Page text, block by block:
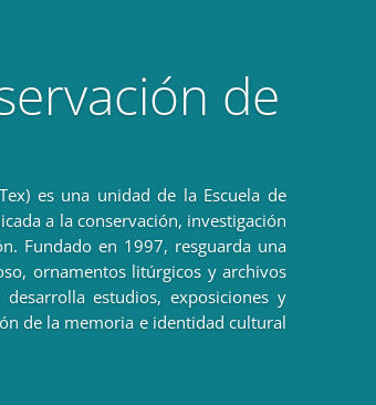
de
es una unidad de la Escuela de
a la conservación, investigación
Fundado en 1997, resguarda una
ornamentos litúrgicos y archivos
estudios, exposiciones y
de la memoria e identidad cultural